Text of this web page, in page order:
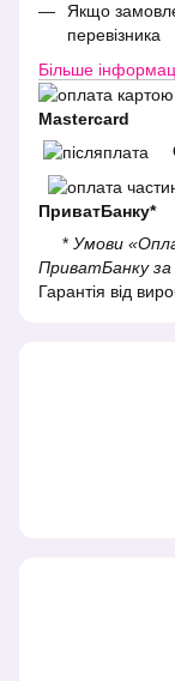
Якщо
перевізника
Більше
Mastercard
ПриватБанку*
* Умови
ПриватБанку за
Гарантія від